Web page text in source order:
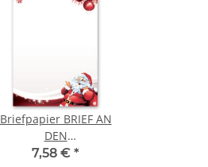
Briefpapier BRIEF AN
DEN
WEIHNACHTSMANN -
7,58 € *